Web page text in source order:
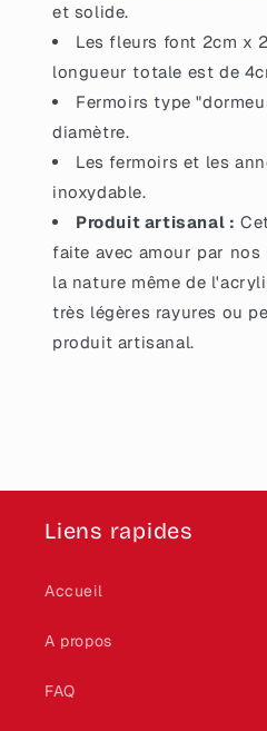
et solide.
Les fleurs font 2cm x
longueur totale est de
Fermoirs type
diamètre.
Les fermoirs et les
inoxydable.
Produit artisanal :
faite avec amour par
la nature même de
très légères rayures ou
produit artisanal.
Liens rapides
Accueil
A propos
FAQ